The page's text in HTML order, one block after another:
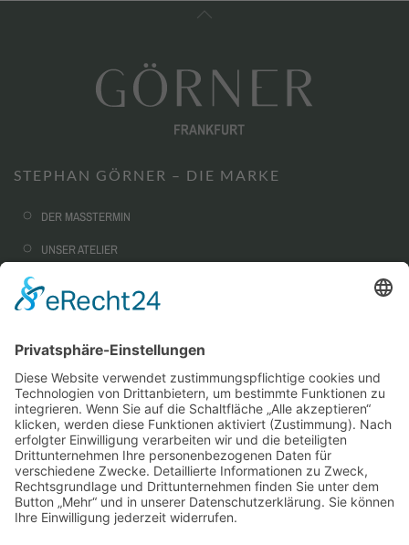
STEPHAN GÖRNER – DIE MARKE
DER MASSTERMIN
UNSER ATELIER
NACHHALTIGKEIT
CORPORATE FASHION
AUSSTATTUNG & OPTIONEN
SERVICE
WARUM MASSKONFEKTION?
STEPHAN GÖRNER VIP-TAILORING